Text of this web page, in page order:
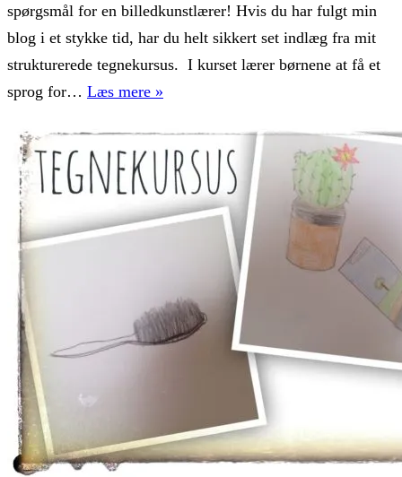
spørgsmål for en billedkunstlærer! Hvis du har fulgt min
blog i et stykke tid, har du helt sikkert set indlæg fra mit
strukturerede tegnekursus. I kurset lærer børnene at få et
sprog for… Læs mere »
tegne
efter
tegnekurset?